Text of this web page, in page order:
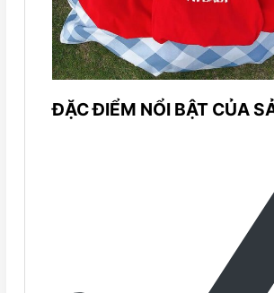
ĐẶC ĐIỂM NỔI BẬT CỦA